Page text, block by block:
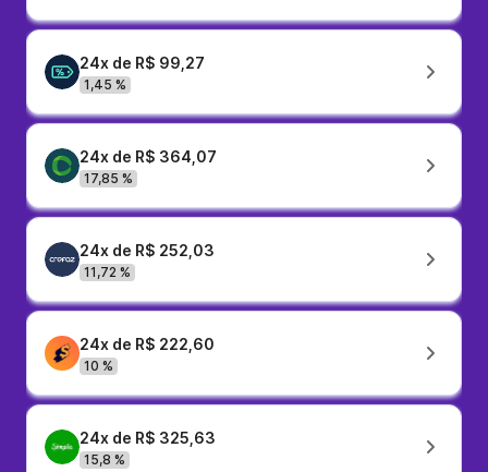
24x de R$ 99,27
1,45 %
24x de R$ 364,07
17,85 %
24x de R$ 252,03
11,72 %
24x de R$ 222,60
10 %
24x de R$ 325,63
15,8 %